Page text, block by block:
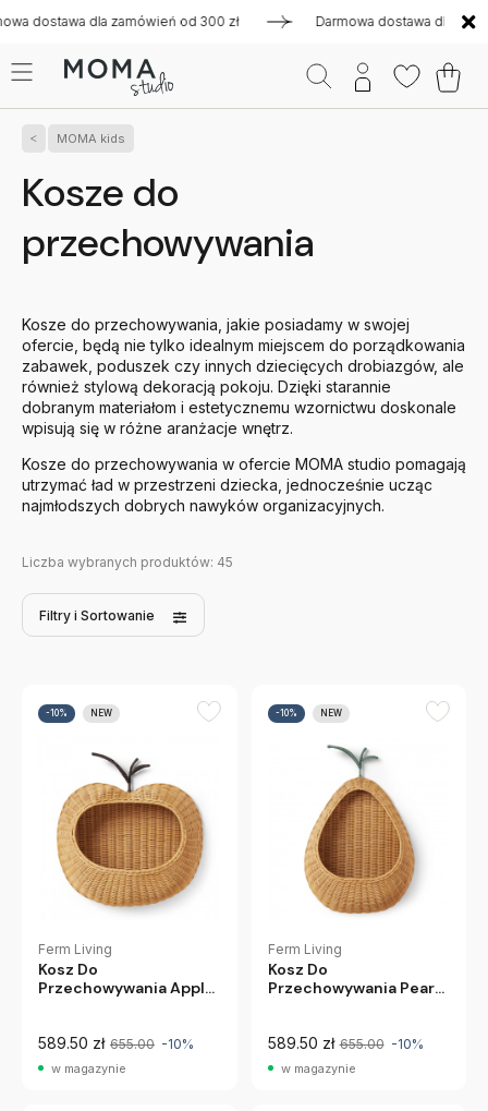
dla zamówień od 300 zł Darmowa dostawa dla zamówień od
MOMA kids
Kosze do
przechowywania
Kosze do przechowywania, jakie posiadamy w swojej
ofercie, będą nie tylko idealnym miejscem do porządkowania
zabawek, poduszek czy innych dziecięcych drobiazgów, ale
również stylową dekoracją pokoju. Dzięki starannie
dobranym materiałom i estetycznemu wzornictwu doskonale
wpisują się w różne aranżacje wnętrz.
Kosze do przechowywania w ofercie MOMA studio pomagają
utrzymać ład w przestrzeni dziecka, jednocześnie ucząc
najmłodszych dobrych nawyków organizacyjnych.
Liczba wybranych produktów: 45
Filtry i Sortowanie
-10% NEW
Ferm Living
Kosz Do
Przechowywania Apple
589.50 zł 655.00 -10%
w magazynie
-10% NEW
Ferm Living
Kosz Do
Przechowywania Pear
589.50 zł 655.00 -10%
w magazynie